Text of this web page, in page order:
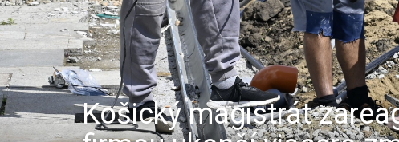
Košický magistrát